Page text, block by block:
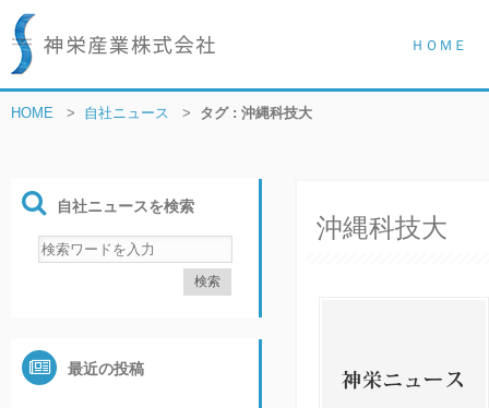
ＨＯＭＥ
HOME > 自社ニュース > タグ : 沖縄科技大
沖縄科技大
自社ニュースを検索
最近の投稿